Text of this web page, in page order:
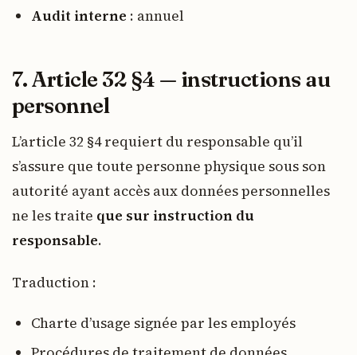
Audit interne : annuel
7. Article 32 §4 — instructions au
personnel
L’article 32 §4 requiert du responsable qu’il
s’assure que toute personne physique sous son
autorité ayant accès aux données personnelles
ne les traite que sur instruction du
responsable.
Traduction :
Charte d’usage signée par les employés